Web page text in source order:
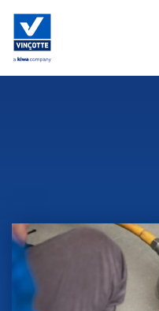
opleidingskalender
FAQ
contact